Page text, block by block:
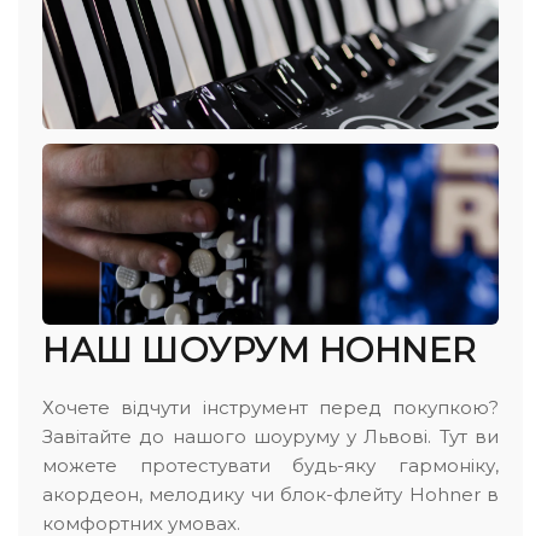
НАШ ШОУРУМ HOHNER
Хочете відчути інструмент перед покупкою?
Завітайте до нашого шоуруму у Львові. Тут ви
можете протестувати будь-яку гармоніку,
акордеон, мелодику чи блок-флейту Hohner в
комфортних умовах.